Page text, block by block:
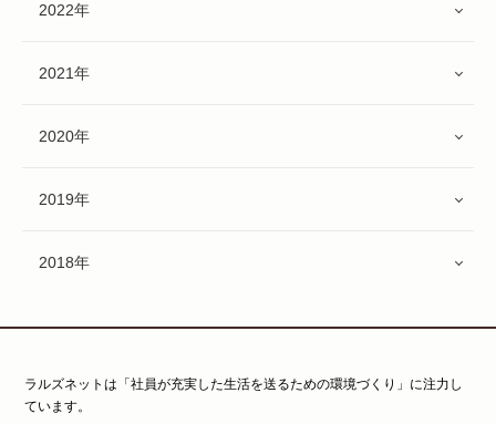
2022年
2021年
2020年
2019年
2018年
ラルズネットは「社員が充実した生活を送るための環境づくり」に注力し
ています。